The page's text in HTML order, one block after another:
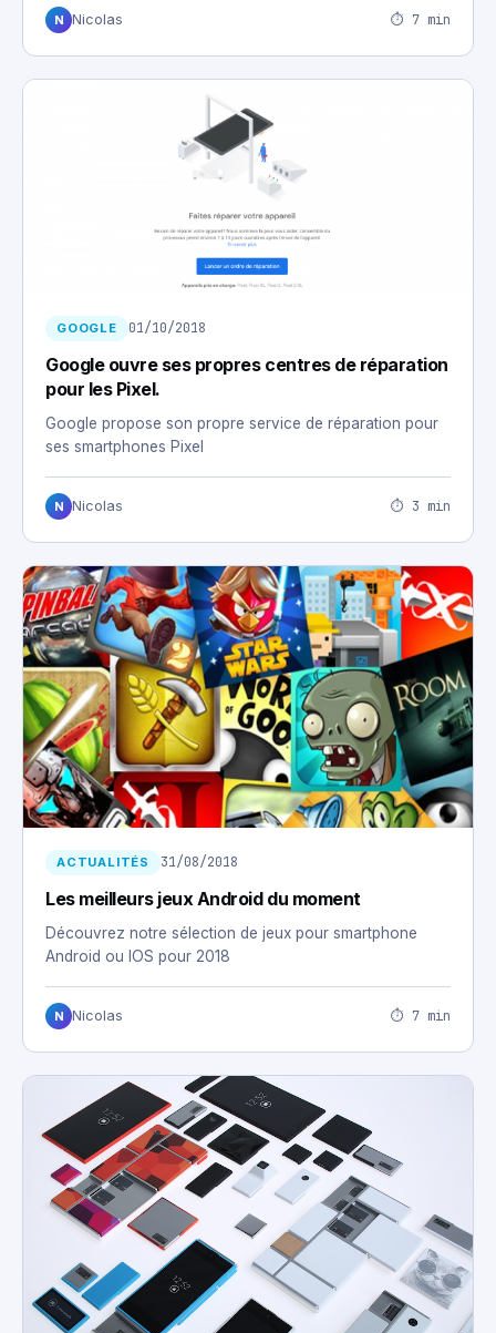
N Nicolas ⏱ 7 min
GOOGLE 01/10/2018
Google ouvre ses propres centres de réparation
pour les Pixel.
Google propose son propre service de réparation pour
ses smartphones Pixel
N Nicolas ⏱ 3 min
ACTUALITÉS 31/08/2018
Les meilleurs jeux Android du moment
Découvrez notre sélection de jeux pour smartphone
Android ou IOS pour 2018
N Nicolas ⏱ 7 min